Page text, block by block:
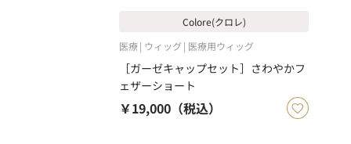
Colore(クロレ)
医療 ウィッグ 医療用ウィッグ
［ガーゼキャップセット］さわやかフ
ェザーショート
￥19,000 （税込）